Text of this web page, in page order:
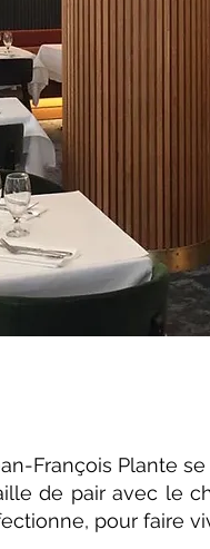
François Plante
de pair avec le
pour faire